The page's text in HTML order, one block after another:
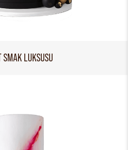
SMAK LUKSUSU